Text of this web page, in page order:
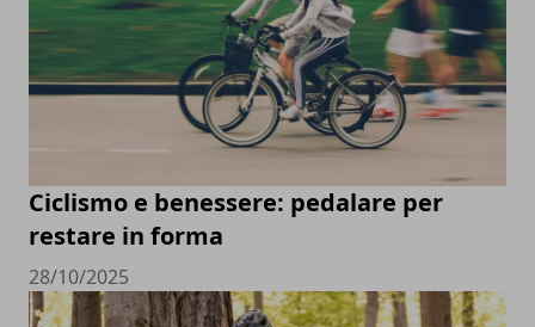
Ciclismo e benessere: pedalare per
restare in forma
28/10/2025